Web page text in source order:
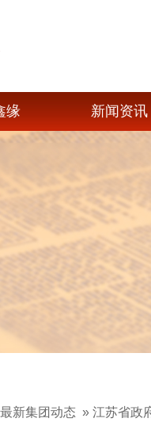
缘 新闻资讯
最新集团动态 » 江苏省政